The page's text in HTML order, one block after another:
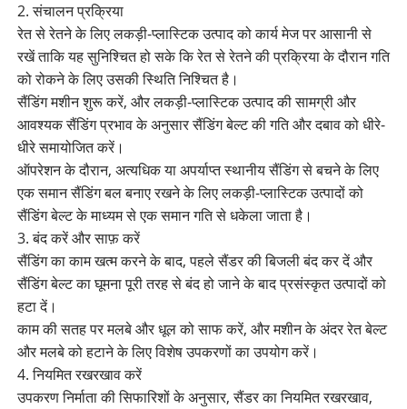
2. संचालन प्रक्रिया
रेत से रेतने के लिए लकड़ी-प्लास्टिक उत्पाद को कार्य मेज पर आसानी से
रखें ताकि यह सुनिश्चित हो सके कि रेत से रेतने की प्रक्रिया के दौरान गति
को रोकने के लिए उसकी स्थिति निश्चित है।
सैंडिंग मशीन शुरू करें, और लकड़ी-प्लास्टिक उत्पाद की सामग्री और
आवश्यक सैंडिंग प्रभाव के अनुसार सैंडिंग बेल्ट की गति और दबाव को धीरे-
धीरे समायोजित करें।
ऑपरेशन के दौरान, अत्यधिक या अपर्याप्त स्थानीय सैंडिंग से बचने के लिए
एक समान सैंडिंग बल बनाए रखने के लिए लकड़ी-प्लास्टिक उत्पादों को
सैंडिंग बेल्ट के माध्यम से एक समान गति से धकेला जाता है।
3. बंद करें और साफ़ करें
सैंडिंग का काम खत्म करने के बाद, पहले सैंडर की बिजली बंद कर दें और
सैंडिंग बेल्ट का घूमना पूरी तरह से बंद हो जाने के बाद प्रसंस्कृत उत्पादों को
हटा दें।
काम की सतह पर मलबे और धूल को साफ करें, और मशीन के अंदर रेत बेल्ट
और मलबे को हटाने के लिए विशेष उपकरणों का उपयोग करें।
4. नियमित रखरखाव करें
उपकरण निर्माता की सिफारिशों के अनुसार, सैंडर का नियमित रखरखाव,